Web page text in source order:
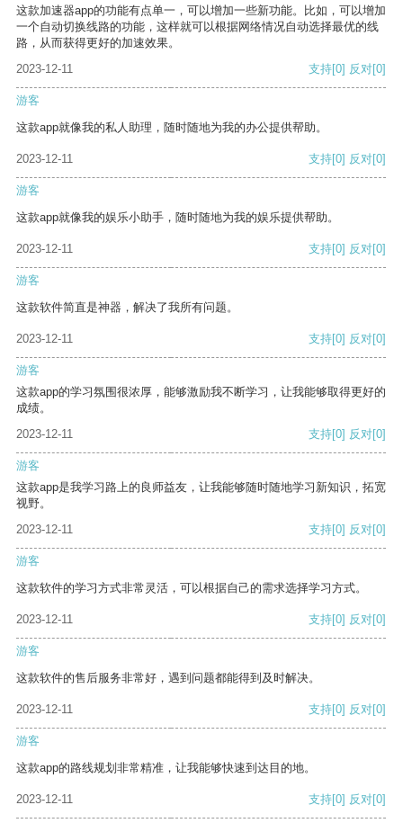
这款加速器app的功能有点单一，可以增加一些新功能。比如，可以增加
一个自动切换线路的功能，这样就可以根据网络情况自动选择最优的线
路，从而获得更好的加速效果。
2023-12-11
支持[0] 反对[0]
游客
这款app就像我的私人助理，随时随地为我的办公提供帮助。
2023-12-11 支持[0] 反对[0]
游客
这款app就像我的娱乐小助手，随时随地为我的娱乐提供帮助。
2023-12-11 支持[0] 反对[0]
游客
这款软件简直是神器，解决了我所有问题。
2023-12-11 支持[0] 反对[0]
游客
这款app的学习氛围很浓厚，能够激励我不断学习，让我能够取得更好的
成绩。
2023-12-11
支持[0] 反对[0]
游客
这款app是我学习路上的良师益友，让我能够随时随地学习新知识，拓宽
视野。
2023-12-11
支持[0] 反对[0]
游客
这款软件的学习方式非常灵活，可以根据自己的需求选择学习方式。
2023-12-11 支持[0] 反对[0]
游客
这款软件的售后服务非常好，遇到问题都能得到及时解决。
2023-12-11 支持[0] 反对[0]
游客
这款app的路线规划非常精准，让我能够快速到达目的地。
2023-12-11 支持[0] 反对[0]